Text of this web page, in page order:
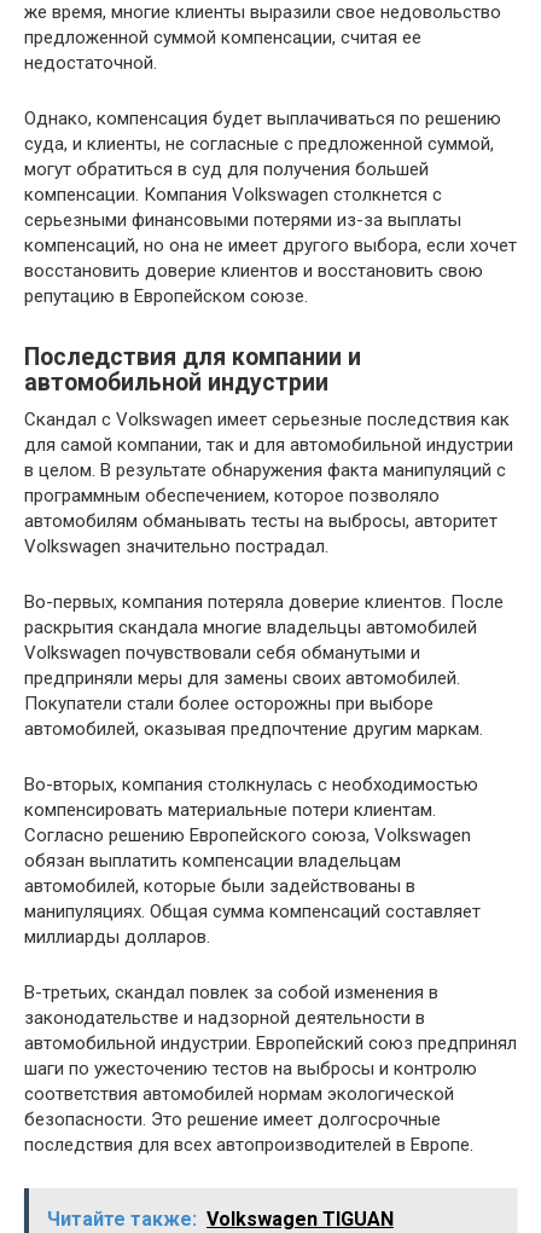
же время, многие клиенты выразили свое недовольство
предложенной суммой компенсации, считая ее
недостаточной.
Однако, компенсация будет выплачиваться по решению
суда, и клиенты, не согласные с предложенной суммой,
могут обратиться в суд для получения большей
компенсации. Компания Volkswagen столкнется с
серьезными финансовыми потерями из-за выплаты
компенсаций, но она не имеет другого выбора, если хочет
восстановить доверие клиентов и восстановить свою
репутацию в Европейском союзе.
Последствия для компании и
автомобильной индустрии
Скандал с Volkswagen имеет серьезные последствия как
для самой компании, так и для автомобильной индустрии
в целом. В результате обнаружения факта манипуляций с
программным обеспечением, которое позволяло
автомобилям обманывать тесты на выбросы, авторитет
Volkswagen значительно пострадал.
Во-первых, компания потеряла доверие клиентов. После
раскрытия скандала многие владельцы автомобилей
Volkswagen почувствовали себя обманутыми и
предприняли меры для замены своих автомобилей.
Покупатели стали более осторожны при выборе
автомобилей, оказывая предпочтение другим маркам.
Во-вторых, компания столкнулась с необходимостью
компенсировать материальные потери клиентам.
Согласно решению Европейского союза, Volkswagen
обязан выплатить компенсации владельцам
автомобилей, которые были задействованы в
манипуляциях. Общая сумма компенсаций составляет
миллиарды долларов.
В-третьих, скандал повлек за собой изменения в
законодательстве и надзорной деятельности в
автомобильной индустрии. Европейский союз предпринял
шаги по ужесточению тестов на выбросы и контролю
соответствия автомобилей нормам экологической
безопасности. Это решение имеет долгосрочные
последствия для всех автопроизводителей в Европе.
Читайте также: Volkswagen TIGUAN